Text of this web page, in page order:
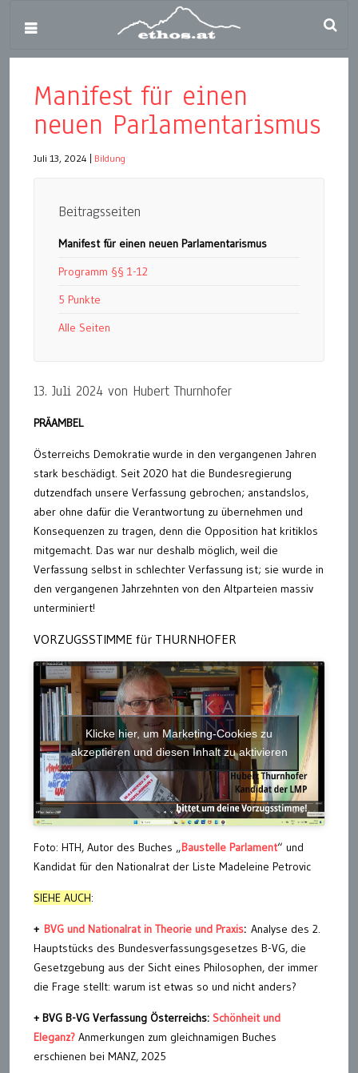
Manifest für einen
neuen Parlamentarismus
Juli 13, 2024 Bildung
Beitragsseiten
Manifest für einen neuen Parlamentarismus
Programm §§ 1-12
5 Punkte
Alle Seiten
13. Juli 2024 von Hubert Thurnhofer
PRÄAMBEL
Österreichs Demokratie wurde in den vergangenen Jahren
stark beschädigt. Seit 2020 hat die Bundesregierung
dutzendfach unsere Verfassung gebrochen; anstandslos,
aber ohne dafür die Verantwortung zu übernehmen und
Konsequenzen zu tragen, denn die Opposition hat kritiklos
mitgemacht. Das war nur deshalb möglich, weil die
Verfassung selbst in schlechter Verfassung ist; sie wurde in
den vergangenen Jahrzehnten von den Altparteien massiv
unterminiert!
VORZUGSSTIMME für THURNHOFER
Klicke hier, um Marketing-Cookies zu
akzeptieren und diesen Inhalt zu aktivieren
Foto: HTH, Autor des Buches „Baustelle Parlament“ und
Kandidat für den Nationalrat der Liste Madeleine Petrovic
SIEHE AUCH:
+ BVG und Nationalrat in Theorie und Praxis: Analyse des 2.
Hauptstücks des Bundesverfassungsgesetzes B-VG, die
Gesetzgebung aus der Sicht eines Philosophen, der immer
die Frage stellt: warum ist etwas so und nicht anders?
+ BVG B-VG Verfassung Österreichs: Schönheit und
Eleganz? Anmerkungen zum gleichnamigen Buches
erschienen bei MANZ, 2025